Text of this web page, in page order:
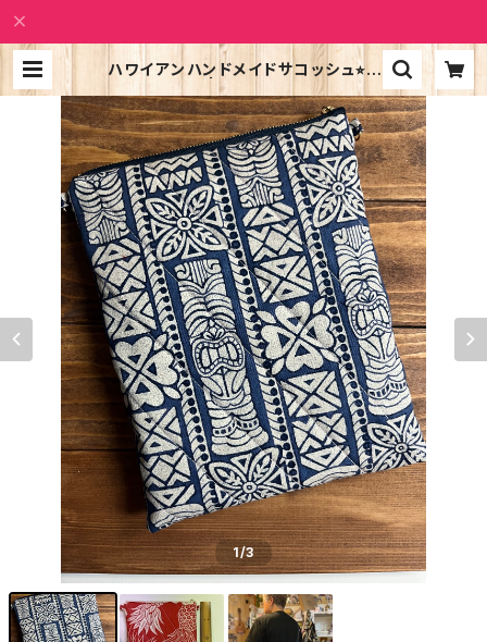
ハワイアンハンドメイドサコッシュ⭐︎ノ
ーマルサイズ | Alohatic Shop PU
ALILI
1/3